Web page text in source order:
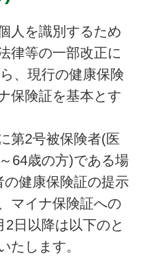
人を識別するため
律等の一部改正に
、現行の健康保険
保険証を基本とす
第2号被保険者(医
64歳の方)である場
健康保険証の提示
マイナ保険証への
日以降は以下のと
たします。